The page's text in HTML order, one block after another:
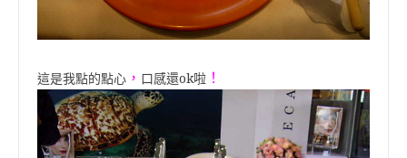
這是我點的點心 ， 口感還ok啦 ！